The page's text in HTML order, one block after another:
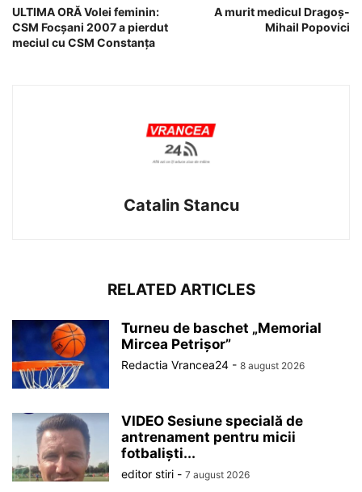
ULTIMA ORĂ Volei feminin:
CSM Focșani 2007 a pierdut
meciul cu CSM Constanța
A murit medicul Dragoș-
Mihail Popovici
Catalin Stancu
RELATED ARTICLES
Turneu de baschet „Memorial
Mircea Petrișor”
Redactia Vrancea24 - 8 august 2026
VIDEO Sesiune specială de
antrenament pentru micii
fotbaliști...
editor stiri - 7 august 2026